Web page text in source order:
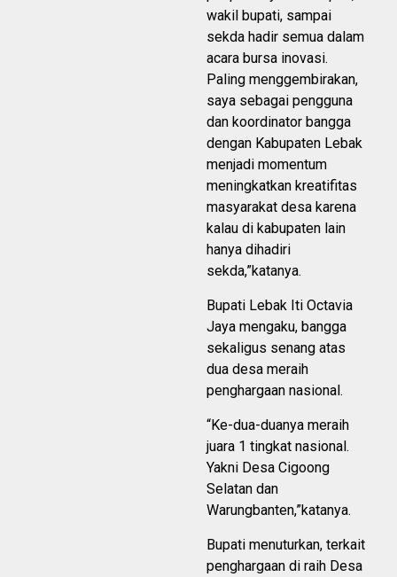
wakil bupati, sampai
sekda hadir semua dalam
acara bursa inovasi.
Paling menggembirakan,
saya sebagai pengguna
dan koordinator bangga
dengan Kabupaten Lebak
menjadi momentum
meningkatkan kreatifitas
masyarakat desa karena
kalau di kabupaten lain
hanya dihadiri
sekda,”katanya.
Bupati Lebak Iti Octavia
Jaya mengaku, bangga
sekaligus senang atas
dua desa meraih
penghargaan nasional.
“Ke-dua-duanya meraih
juara 1 tingkat nasional.
Yakni Desa Cigoong
Selatan dan
Warungbanten,”katanya.
Bupati menuturkan, terkait
penghargaan di raih Desa